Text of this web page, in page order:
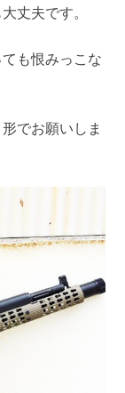
丈夫です。
も恨みっこな
でお願いしま